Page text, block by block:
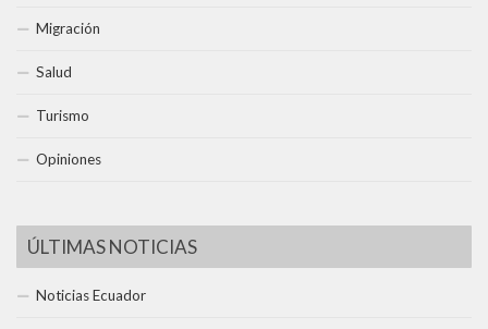
Migración
Salud
Turismo
Opiniones
ÚLTIMAS NOTICIAS
Noticias Ecuador